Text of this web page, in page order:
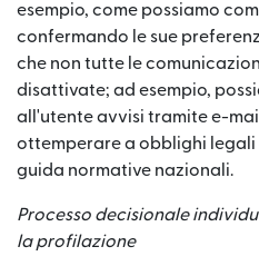
esempio, come possiamo
confermando le sue
che non tutte le
disattivate; ad esempio,
all'utente avvisi tramite e-
ottemperare a obblighi legali
guida normative nazionali.
Processo decisionale
la profilazione